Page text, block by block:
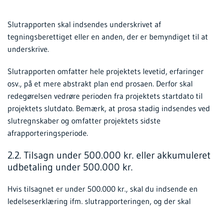
Slutrapporten skal indsendes underskrivet af
tegningsberettiget eller en anden, der er bemyndiget til at
underskrive.
Slutrapporten omfatter hele projektets levetid, erfaringer
osv., på et mere abstrakt plan end prosaen. Derfor skal
redegørelsen vedrøre perioden fra projektets startdato til
projektets slutdato. Bemærk, at prosa stadig indsendes ved
slutregnskaber og omfatter projektets sidste
afrapporteringsperiode.
2.2. Tilsagn under 500.000 kr. eller akkumuleret
udbetaling under 500.000 kr.
Hvis tilsagnet er under 500.000 kr., skal du indsende en
ledelseserklæring ifm. slutrapporteringen, og der skal